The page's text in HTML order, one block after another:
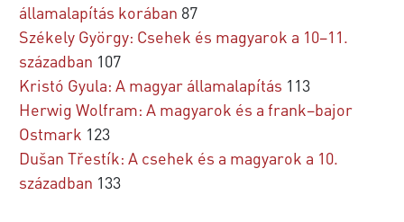
államalapítás korában 87
Székely György: Csehek és magyarok a 10–11.
században 107
Kristó Gyula: A magyar államalapítás 113
Herwig Wolfram: A magyarok és a frank–bajor
Ostmark 123
Dušan Třestík: A csehek és a magyarok a 10.
században 133